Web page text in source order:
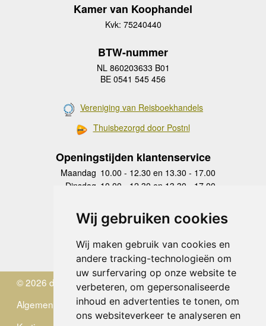
Wij gebruiken cookies
Wij maken gebruik van cookies en
andere tracking-technologieën om
uw surfervaring op onze website te
verbeteren, om gepersonaliseerde
inhoud en advertenties te tonen, om
ons websiteverkeer te analyseren en
Kamer van Koophandel
Kvk: 75240440
BTW-nummer
NL 860203633 B01
BE 0541 545 456
Vereniging van Reisboekhandels
Thuisbezorgd door Postnl
Openingstijden klantenservice
Maandag 10.00 - 12.30 en 13.30 - 17.00
Dinsdag 10.00 - 12.30 en 13.30 - 17.00
Donderdag
10.00 - 12.30 en 13.30 - 17.00
Vrijdag 10.00 - 12.30 en 13.30 - 17.00
Zaterdag
gesloten
Zondag gesloten
© 2026 de Zwerver
Algemene Voorwaarden